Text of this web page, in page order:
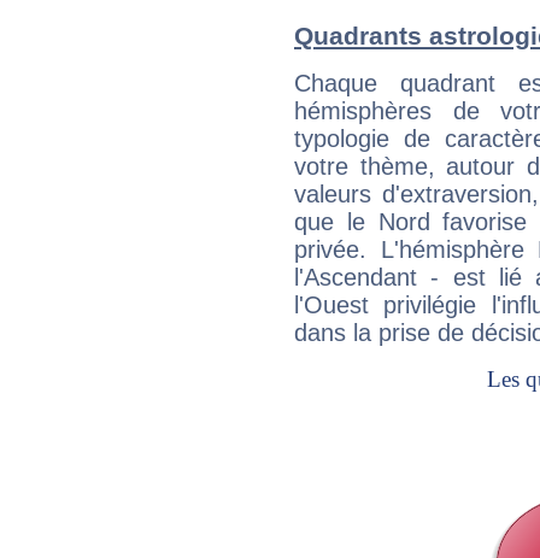
Quadrants
Chaque quadrant
hémisphères de
typologie de
votre thème, autour
valeurs
que le Nord favorise
privée.
l'Ascendant - est
l'Ouest privilégie
dans la prise de